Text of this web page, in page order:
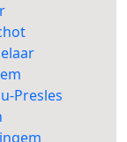
Presles